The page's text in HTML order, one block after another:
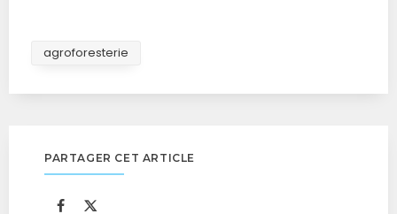
agroforesterie
PARTAGER CET ARTICLE